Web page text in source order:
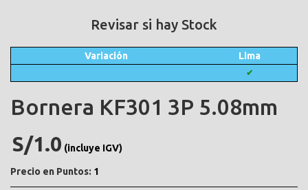
Revisar si hay Stock
Variación Lima
✔
Bornera KF301 3P 5.08mm
S/1.0 (incluye IGV)
Precio en Puntos: 1